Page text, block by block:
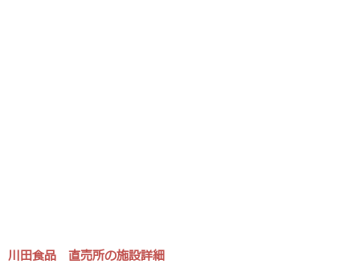
川田食品 直売所の施設詳細